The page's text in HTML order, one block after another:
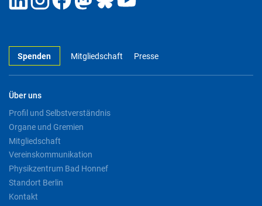
Spenden Mitgliedschaft Presse
Über uns
Profil und Selbstverständnis
Organe und Gremien
Mitgliedschaft
Vereinskommunikation
Physikzentrum Bad Honnef
Standort Berlin
Kontakt